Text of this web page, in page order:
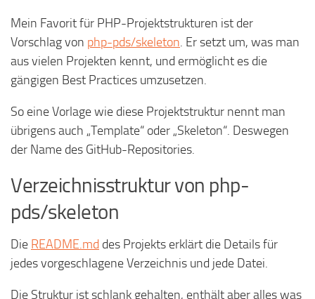
Mein Favorit für PHP-Projektstrukturen ist der
Vorschlag von php-pds/skeleton. Er setzt um, was man
aus vielen Projekten kennt, und ermöglicht es die
gängigen Best Practices umzusetzen.
So eine Vorlage wie diese Projektstruktur nennt man
übrigens auch „Template“ oder „Skeleton“. Deswegen
der Name des GitHub-Repositories.
Verzeichnisstruktur von php-
pds/skeleton
Die README.md des Projekts erklärt die Details für
jedes vorgeschlagene Verzeichnis und jede Datei.
Die Struktur ist schlank gehalten, enthält aber alles was